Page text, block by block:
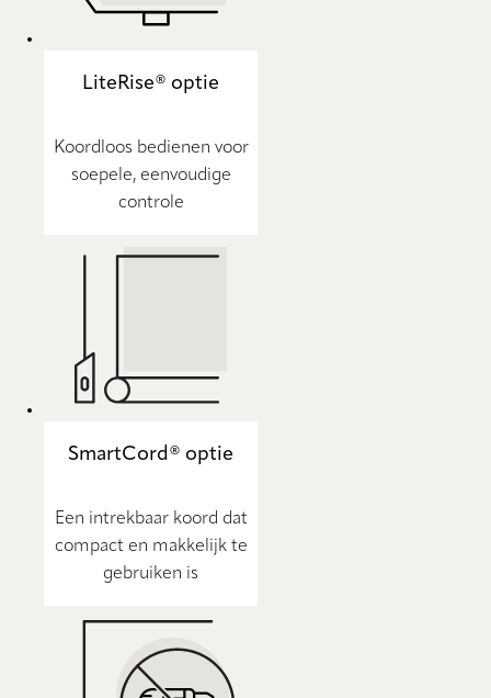
LiteRise® optie
Koordloos bedienen voor
soepele, eenvoudige
controle
SmartCord® optie
Een intrekbaar koord dat
compact en makkelijk te
gebruiken is